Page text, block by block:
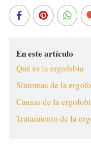
En este artículo
Qué es la ergofobia
Síntomas de la
Causas de la
Tratamiento de la